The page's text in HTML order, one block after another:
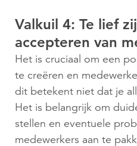
Valkuil 4: Te lief
accepteren van
Het is cruciaal om een
te creëren en
dit betekent niet dat je
Het is belangrijk om
stellen en eventuele
medewerkers aan te